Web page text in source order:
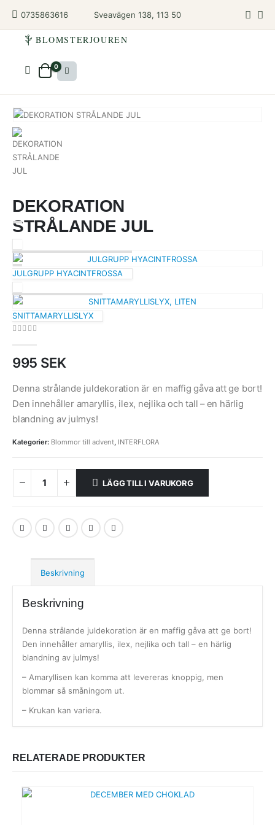
0735863616 Sveavägen 138, 113 50
BLOMSTERJOUREN
0
DEKORATION
STRÅLANDE JUL
JULGRUPP HYACINTFROSSA
SNITTAMARYLLISLYX
995 SEK
Denna strålande juldekoration är en maffig gåva att ge bort!
Den innehåller amaryllis, ilex, nejlika och tall – en härlig
blandning av julmys!
Kategorier: Blommor till advent, INTERFLORA
LÄGG TILL I VARUKORG
Beskrivning
Beskrivning
Denna strålande juldekoration är en maffig gåva att ge bort!
Den innehåller amaryllis, ilex, nejlika och tall – en härlig
blandning av julmys!
– Amaryllisen kan komma att levereras knoppig, men
blommar så småningom ut.
– Krukan kan variera.
RELATERADE PRODUKTER